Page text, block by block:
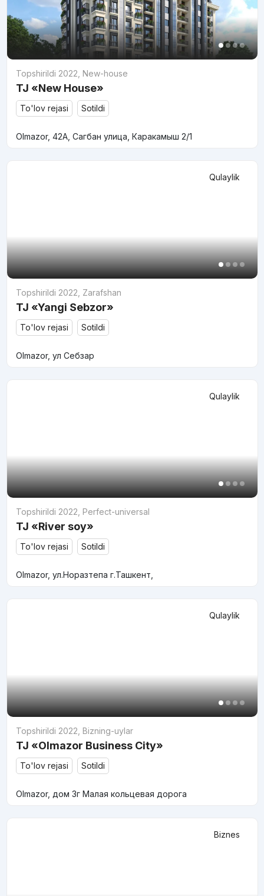
Topshirildi 2022 New-house
TJ «New House»
To'lov rejasi Sotildi
Olmazor, 42A, Сагбан улица, Каракамыш 2/1
Qulaylik
Topshirildi 2022 Zarafshan
TJ «Yangi Sebzor»
To'lov rejasi Sotildi
Olmazor, ул Себзар
Qulaylik
Topshirildi 2022 Perfect-universal
TJ «River soy»
To'lov rejasi Sotildi
Olmazor, ул.Норазтепа г.Ташкент,
Qulaylik
Topshirildi 2022 Bizning-uylar
TJ «Olmazor Business City»
To'lov rejasi Sotildi
Olmazor, дом 3г Малая кольцевая дорога
Biznes